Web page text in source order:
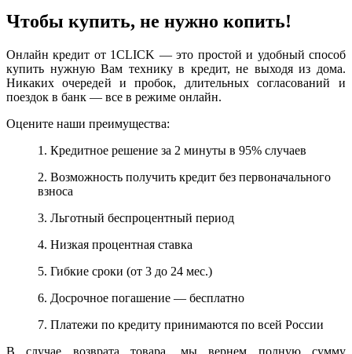
Чтобы купить, не нужно копить!
Онлайн кредит от 1CLICK — это простой и удобный способ
купить нужную Вам технику в кредит, не выходя из дома.
Никаких очередей и пробок, длительных согласований и
поездок в банк — все в режиме онлайн.
Оцените наши преимущества:
1. Кредитное решение за 2 минуты в 95% случаев
2. Возможность получить кредит без первоначального
взноса
3. Льготный беспроцентный период
4. Низкая процентная ставка
5. Гибкие сроки (от 3 до 24 мес.)
6. Досрочное погашение — бесплатно
7. Платежи по кредиту принимаются по всей России
В случае возврата товара, мы вернем полную сумму